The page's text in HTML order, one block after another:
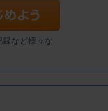
録など様々な